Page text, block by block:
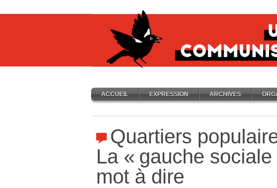
ACCUEIL EXPRESSION ARCHIVES
Quartiers
La « gauche sociale
mot à dire